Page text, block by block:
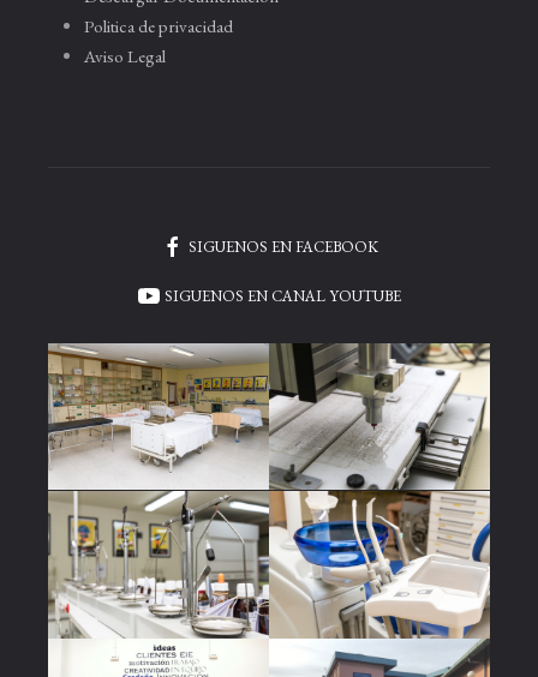
Politica de privacidad
Aviso Legal
SIGUENOS EN FACEBOOK
SIGUENOS EN CANAL YOUTUBE